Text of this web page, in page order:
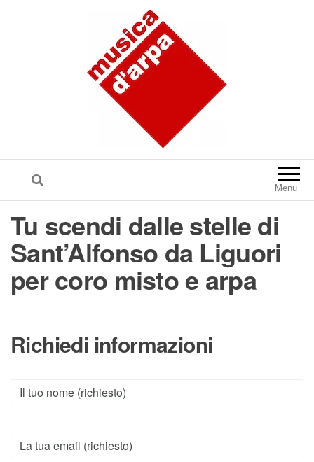
Menu
Tu scendi dalle stelle di
Sant’Alfonso da Liguori
per coro misto e arpa
Richiedi informazioni